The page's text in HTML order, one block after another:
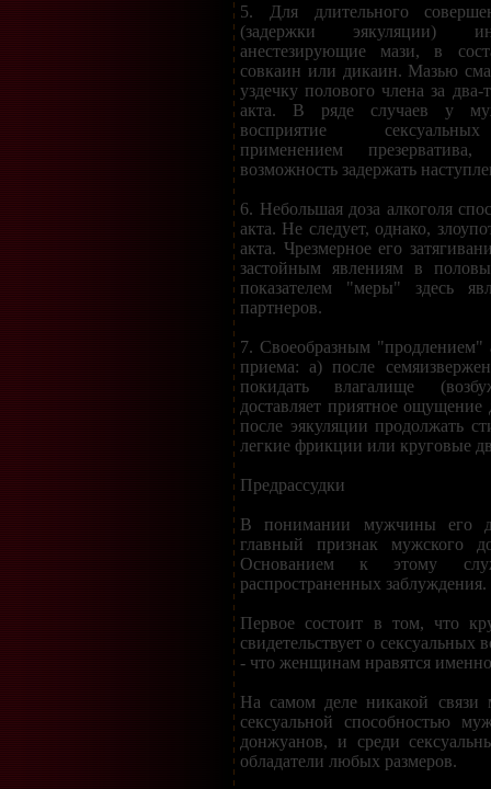
5. Для длительного
(задержки эякуляции)
анестезирующие мази, в
совкаин или дикаин. Мазью
уздечку полового члена за
акта. В ряде случаев у
восприятие
применением
возможность задержать
6. Небольшая доза алкоголя
акта. Не следует, однако,
акта. Чрезмерное его
застойным явлениям в
показателем "меры" здесь
партнеров.
7. Своеобразным "продлением"
приема: а) после
покидать влагалище
доставляет приятное
после эякуляции продолжать
легкие фрикции или круговые
Предрассудки
В понимании мужчины его
главный признак мужского
Основанием к этому
распространенных заблуждения.
Первое состоит в том, что
свидетельствует о сексуальных
- что женщинам нравятся
На самом деле никакой
сексуальной способностью
донжуанов, и среди
обладатели любых размеров.